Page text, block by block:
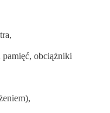
obciążniki